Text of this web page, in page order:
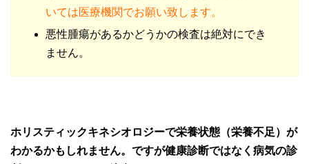
いては医療機関でお願い致します。
悪性腫瘍があるかどうかの検査は絶対にでき
ません。
ホリスティックキネシオロジーで栄養状態（栄養不足）が
わかるかもしれません。ですが健康診断ではなく病気の診